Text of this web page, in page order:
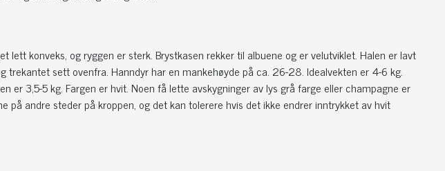
lett konveks, og ryggen er sterk. Brystkasen rekker til albuene og er velutviklet. Halen er lavt
trekantet sett ovenfra. Hanndyr har en mankehøyde på ca. 26-28. Idealvekten er 4-6 kg.
er 3,5-5 kg. Fargen er hvit. Noen få lette avskygninger av lys grå farge eller champagne er
på andre steder på kroppen, og det kan tolerere hvis det ikke endrer inntrykket av hvit